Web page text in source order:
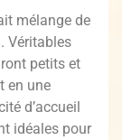
mélange de
Véritables
petits et
en une
d’accueil
idéales pour